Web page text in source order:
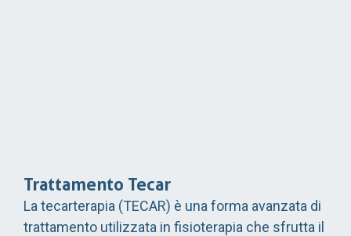
Trattamento Tecar
La tecarterapia (TECAR) è una forma avanzata di
trattamento utilizzata in fisioterapia che sfrutta il